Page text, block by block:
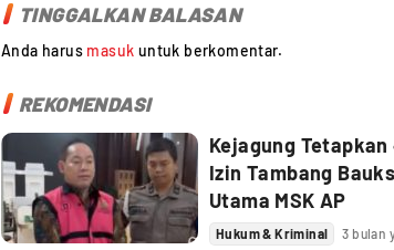
TINGGALKAN BALASAN
Anda harus masuk untuk berkomentar.
REKOMENDASI
Kejagung
Izin Tambang
Utama MSK AP
Hukum & Kriminal 3 bulan